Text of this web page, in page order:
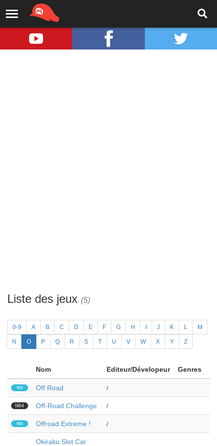
Liste des jeux (5)
0-9 A B C D E F G H J K L M
N O P Q R S T U V W X Y Z
Nom Editeur/Dévelopeur Genres
Wii Off Road /
N64 Off-Road Challenge /
Wii Offroad Extreme ! /
Okiraku Slot Car